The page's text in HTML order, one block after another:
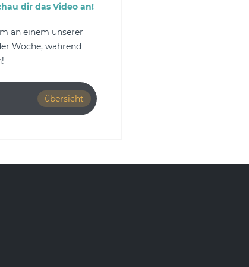
dir das Video an!
an einem unserer
Woche, während
übersicht